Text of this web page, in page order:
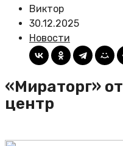
Виктор
30.12.2025
Новости
«Мираторг»
центр